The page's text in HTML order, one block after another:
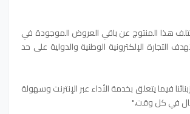
هذا المنتوج عن باقي العروض الموجودة في
التجارة الإلكترونية الوطنية والدولية على حد
فيما يتعلق بخدمة الأداء عبر الإنترنت وسهولة
في كل وقت."